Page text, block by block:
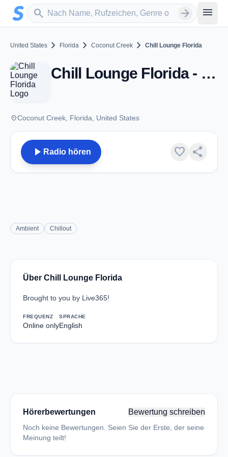
Zum Hauptinhalt springen
search
Sender suchen arrow_forward menu
United States chevron_right Florida chevron_right Coconut Creek chevron_right Chill Lounge Florida
Chill Lounge Florida - Coconut Creek, FL
placeCoconut Creek, Florida, United States
play_arrow Radio hören favorite share
Ambient Chillout
Über Chill Lounge Florida
Brought to you by Live365!
FREQUENZ
Online only
SPRACHE
English
Hörerbewertungen Bewertung schreiben
Noch keine Bewertungen. Seien Sie der Erste, der seine
Meinung teilt!